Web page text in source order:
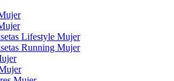
Lifestyle Mujer
Running Mujer